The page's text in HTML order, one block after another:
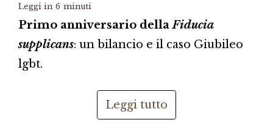
Leggi in 6 minuti
Primo anniversario dellaFiducia
supplicans: un bilancio e il caso Giubileo
lgbt.
Leggi tutto